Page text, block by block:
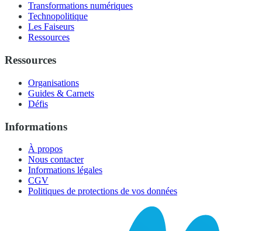
Transformations numériques
Technopolitique
Les Faiseurs
Ressources
Ressources
Organisations
Guides & Carnets
Défis
Informations
À propos
Nous contacter
Informations légales
CGV
Politiques de protections de vos données